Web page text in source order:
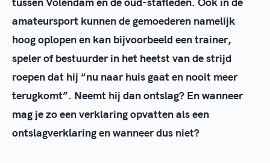
amateursport kunnen de gemoederen namelijk
hoog oplopen en kan bijvoorbeeld een trainer,
speler of bestuurder in het heetst van de strijd
roepen dat hij “nu naar huis gaat en nooit meer
terugkomt”. Neemt hij dan ontslag? En wanneer
mag je zo een verklaring opvatten als een
ontslagverklaring en wanneer dus niet?